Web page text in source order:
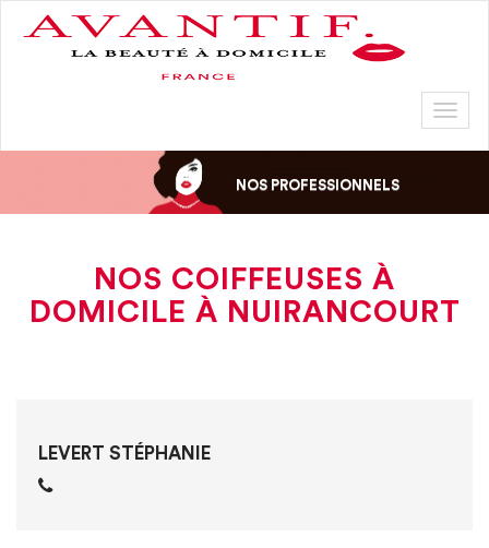
NOS PROFESSIONNELS
NOS COIFFEUSES À
DOMICILE À NUIRANCOURT
LEVERT STÉPHANIE